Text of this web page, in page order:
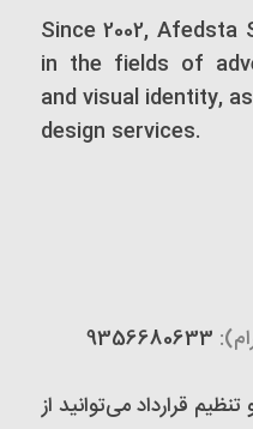
Since 2002,
in the fields of
and visual identity,
design services.
قرارداد می‌توانید از